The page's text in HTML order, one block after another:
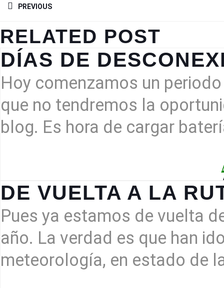
DE
PREVIOUS
Previous
post:
RELATED POST
DÍAS DE
Hoy comenzamos un
que no tendremos la
blog. Es hora de cargar
DE VUELTA A LA
Pues ya estamos de vuelta
año. La verdad es que han
meteorología, en estado de